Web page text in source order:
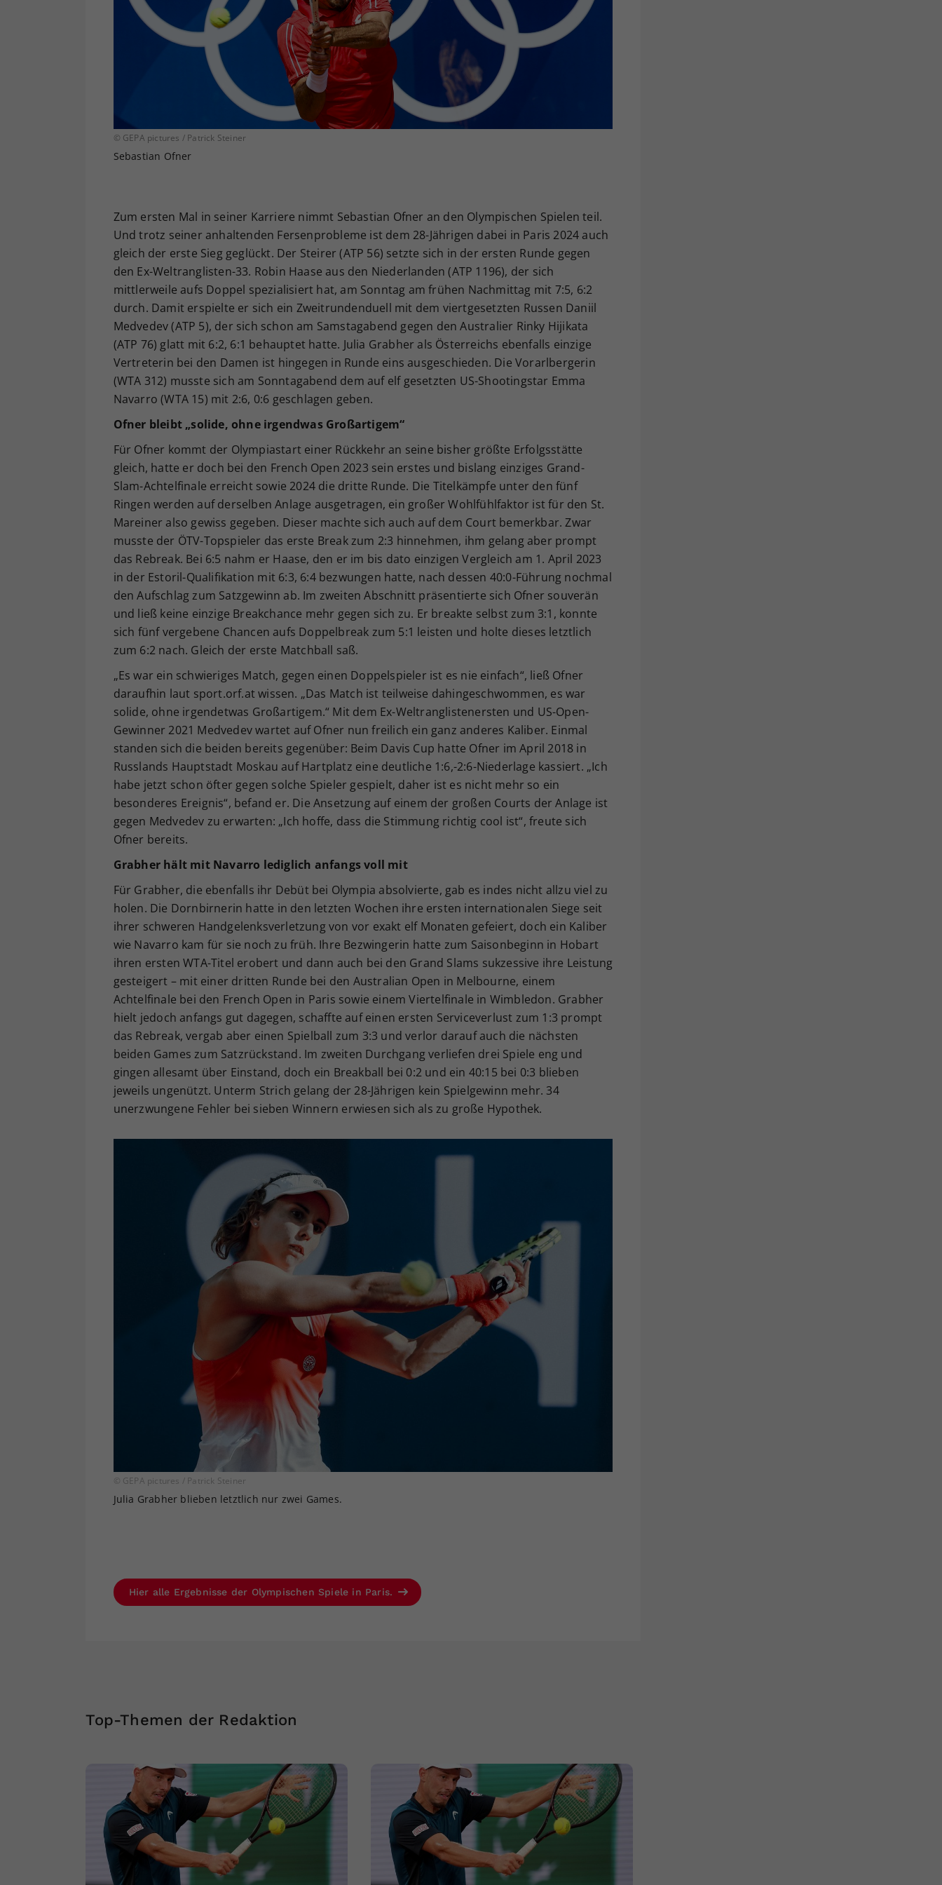
© GEPA pictures / Patrick Steiner
Sebastian Ofner
Zum ersten Mal in seiner Karriere nimmt Sebastian Ofner an den Olympischen Spielen teil.
Und trotz seiner anhaltenden Fersenprobleme ist dem 28-Jährigen dabei in Paris 2024 auch
gleich der erste Sieg geglückt. Der Steirer (ATP 56) setzte sich in der ersten Runde gegen
den Ex-Weltranglisten-33. Robin Haase aus den Niederlanden (ATP 1196), der sich
mittlerweile aufs Doppel spezialisiert hat, am Sonntag am frühen Nachmittag mit 7:5, 6:2
durch. Damit erspielte er sich ein Zweitrundenduell mit dem viertgesetzten Russen Daniil
Medvedev (ATP 5), der sich schon am Samstagabend gegen den Australier Rinky Hijikata
(ATP 76) glatt mit 6:2, 6:1 behauptet hatte. Julia Grabher als Österreichs ebenfalls einzige
Vertreterin bei den Damen ist hingegen in Runde eins ausgeschieden. Die Vorarlbergerin
(WTA 312) musste sich am Sonntagabend dem auf elf gesetzten US-Shootingstar Emma
Navarro (WTA 15) mit 2:6, 0:6 geschlagen geben.
Ofner bleibt „solide, ohne irgendwas Großartigem“
Für Ofner kommt der Olympiastart einer Rückkehr an seine bisher größte Erfolgsstätte
gleich, hatte er doch bei den French Open 2023 sein erstes und bislang einziges Grand-
Slam-Achtelfinale erreicht sowie 2024 die dritte Runde. Die Titelkämpfe unter den fünf
Ringen werden auf derselben Anlage ausgetragen, ein großer Wohlfühlfaktor ist für den St.
Mareiner also gewiss gegeben. Dieser machte sich auch auf dem Court bemerkbar. Zwar
musste der ÖTV-Topspieler das erste Break zum 2:3 hinnehmen, ihm gelang aber prompt
das Rebreak. Bei 6:5 nahm er Haase, den er im bis dato einzigen Vergleich am 1. April 2023
in der Estoril-Qualifikation mit 6:3, 6:4 bezwungen hatte, nach dessen 40:0-Führung nochmal
den Aufschlag zum Satzgewinn ab. Im zweiten Abschnitt präsentierte sich Ofner souverän
und ließ keine einzige Breakchance mehr gegen sich zu. Er breakte selbst zum 3:1, konnte
sich fünf vergebene Chancen aufs Doppelbreak zum 5:1 leisten und holte dieses letztlich
zum 6:2 nach. Gleich der erste Matchball saß.
„Es war ein schwieriges Match, gegen einen Doppelspieler ist es nie einfach“, ließ Ofner
daraufhin laut sport.orf.at wissen. „Das Match ist teilweise dahingeschwommen, es war
solide, ohne irgendetwas Großartigem.“ Mit dem Ex-Weltranglistenersten und US-Open-
Gewinner 2021 Medvedev wartet auf Ofner nun freilich ein ganz anderes Kaliber. Einmal
standen sich die beiden bereits gegenüber: Beim Davis Cup hatte Ofner im April 2018 in
Russlands Hauptstadt Moskau auf Hartplatz eine deutliche 1:6,-2:6-Niederlage kassiert. „Ich
habe jetzt schon öfter gegen solche Spieler gespielt, daher ist es nicht mehr so ein
besonderes Ereignis“, befand er. Die Ansetzung auf einem der großen Courts der Anlage ist
gegen Medvedev zu erwarten: „Ich hoffe, dass die Stimmung richtig cool ist“, freute sich
Ofner bereits.
Grabher hält mit Navarro lediglich anfangs voll mit
Für Grabher, die ebenfalls ihr Debüt bei Olympia absolvierte, gab es indes nicht allzu viel zu
holen. Die Dornbirnerin hatte in den letzten Wochen ihre ersten internationalen Siege seit
ihrer schweren Handgelenksverletzung von vor exakt elf Monaten gefeiert, doch ein Kaliber
wie Navarro kam für sie noch zu früh. Ihre Bezwingerin hatte zum Saisonbeginn in Hobart
ihren ersten WTA-Titel erobert und dann auch bei den Grand Slams sukzessive ihre Leistung
gesteigert – mit einer dritten Runde bei den Australian Open in Melbourne, einem
Achtelfinale bei den French Open in Paris sowie einem Viertelfinale in Wimbledon. Grabher
hielt jedoch anfangs gut dagegen, schaffte auf einen ersten Serviceverlust zum 1:3 prompt
das Rebreak, vergab aber einen Spielball zum 3:3 und verlor darauf auch die nächsten
beiden Games zum Satzrückstand. Im zweiten Durchgang verliefen drei Spiele eng und
gingen allesamt über Einstand, doch ein Breakball bei 0:2 und ein 40:15 bei 0:3 blieben
jeweils ungenützt. Unterm Strich gelang der 28-Jährigen kein Spielgewinn mehr. 34
unerzwungene Fehler bei sieben Winnern erwiesen sich als zu große Hypothek.
© GEPA pictures / Patrick Steiner
Julia Grabher blieben letztlich nur zwei Games.
Hier alle Ergebnisse der Olympischen Spiele in Paris.
Top-Themen der Redaktion
Ihrer vorgenommen Einstellungen, falls der
Webseiten-Betreiber dies eingestellt hat.